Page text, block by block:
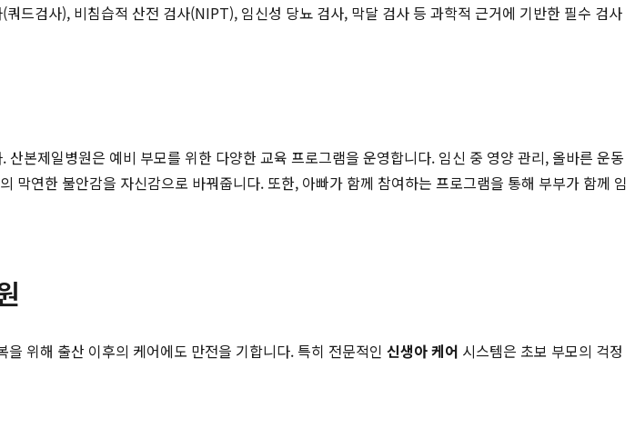
드검사), 비침습적 산전 검사(NIPT), 임신성 당뇨 검사, 막달 검사 등 과학적 근거에 기반한 필수 검사
본제일병원은 예비 부모를 위한 다양한 교육 프로그램을 운영합니다. 임신 중 영양 관리, 올바른 운동
연한 불안감을 자신감으로 바꿔줍니다. 또한, 아빠가 함께 참여하는 프로그램을 통해 부부가 함께 임
위해 출산 이후의 케어에도 만전을 기합니다. 특히 전문적인 신생아 케어 시스템은 초보 부모의 걱정